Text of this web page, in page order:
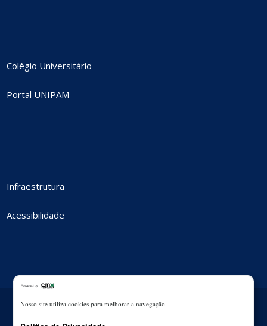
Colégio Universitário
Portal UNIPAM
Infraestrutura
Acessibilidade
Nosso site utiliza cookies para melhorar a navegação.